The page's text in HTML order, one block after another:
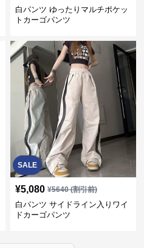
白パンツ ゆったりマルチポケッ
トカーゴパンツ
SALE
¥5,080 ¥5640(割引前)
白パンツ サイドライン入りワイ
ドカーゴパンツ